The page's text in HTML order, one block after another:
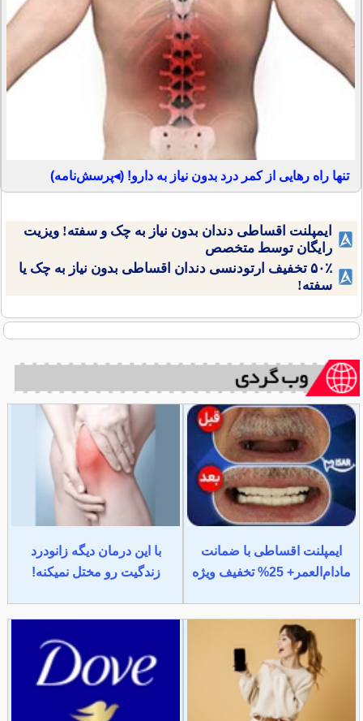
تنها راه رهایی از کمر درد بدون نیاز به دارو! (◂پرسش‌نامه)
ایمپلنت اقساطی دندان بدون نیاز به چک و سفته! ویزیت
رایگان توسط متخصص
۵۰٪ تخفیف ارتودنسی دندان اقساطی بدون نیاز به چک یا
سفته!
ایمپلنت اقساطی با ضمانت
مادام‌العمر+ 25% تخفیف ویژه
با این درمان دیگه زانودرد
زندگیت رو مختل نمیکنه!